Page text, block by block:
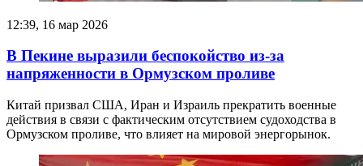
12:39, 16 мар 2026
В Пекине выразили беспокойство из-за
напряженности в Ормузском проливе
Китай призвал США, Иран и Израиль прекратить военные
действия в связи с фактическим отсутствием судоходства в
Ормузском проливе, что влияет на мировой энергорынок.